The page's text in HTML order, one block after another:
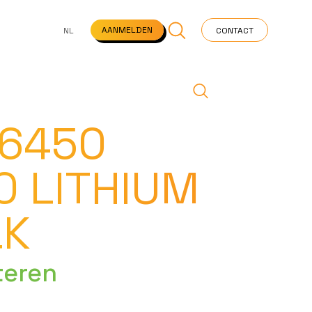
VEELGESTELDE VRAGEN STARTPAGINA NEWS
NL AANMELDEN CONTACT
LITHIUM